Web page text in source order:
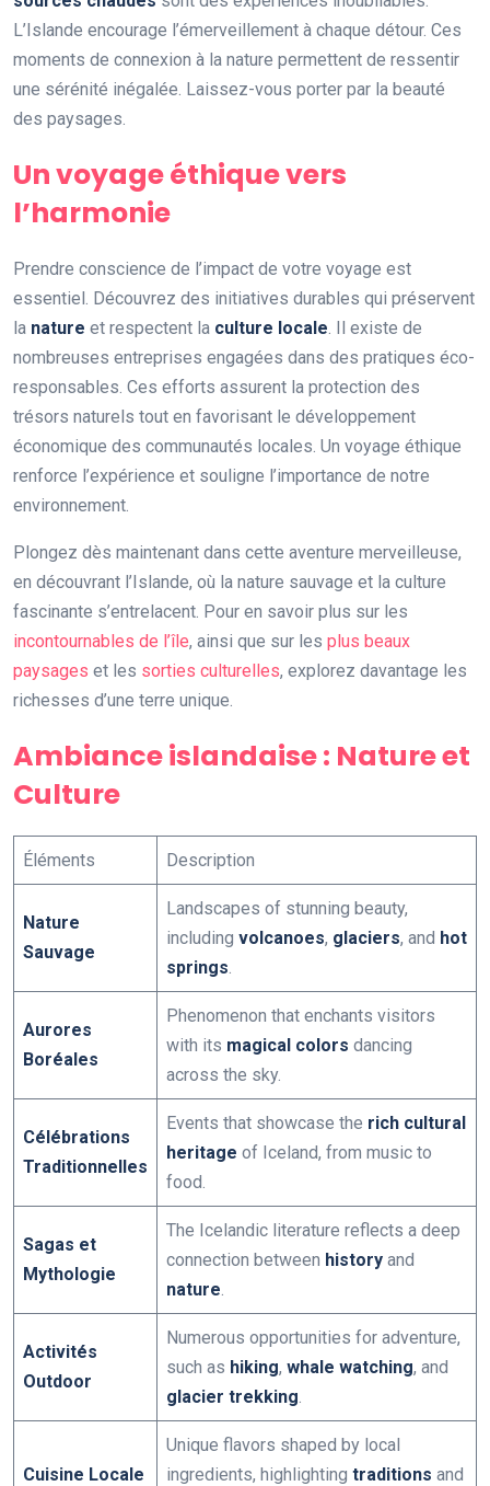
L’Islande encourage l’émerveillement à chaque détour. Ces
moments de connexion à la nature permettent de ressentir
une sérénité inégalée. Laissez-vous porter par la beauté
des paysages.
Un voyage éthique vers
l’harmonie
Prendre conscience de l’impact de votre voyage est
essentiel. Découvrez des initiatives durables qui préservent
la nature et respectent la culture locale. Il existe de
nombreuses entreprises engagées dans des pratiques éco-
responsables. Ces efforts assurent la protection des
trésors naturels tout en favorisant le développement
économique des communautés locales. Un voyage éthique
renforce l’expérience et souligne l’importance de notre
environnement.
Plongez dès maintenant dans cette aventure merveilleuse,
en découvrant l’Islande, où la nature sauvage et la culture
fascinante s’entrelacent. Pour en savoir plus sur les
incontournables de l’île, ainsi que sur les plus beaux
paysages et les sorties culturelles, explorez davantage les
richesses d’une terre unique.
Ambiance islandaise : Nature et
Culture
Éléments Description
Nature
Sauvage
Landscapes of stunning beauty,
including volcanoes, glaciers, and hot
springs.
Aurores
Boréales
Phenomenon that enchants visitors
with its magical colors dancing
across the sky.
Célébrations
Traditionnelles
Events that showcase the rich cultural
heritage of Iceland, from music to
food.
Sagas et
Mythologie
The Icelandic literature reflects a deep
connection between history and
nature.
Activités
Outdoor
Numerous opportunities for adventure,
such as hiking, whale watching, and
glacier trekking.
Cuisine Locale
Unique flavors shaped by local
ingredients, highlighting traditions and